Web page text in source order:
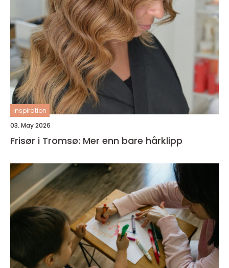
inspiration
03. May 2026
Frisør i Tromsø: Mer enn bare hårklipp